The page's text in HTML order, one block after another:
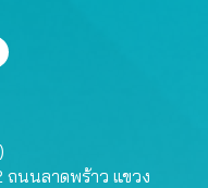
ถนนลาดพร้าว แขวง